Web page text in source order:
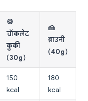
🍪
चॉकलेट
कुकी
(30g)
🍰
ब्राउनी
(40g)
150
kcal
180
kcal